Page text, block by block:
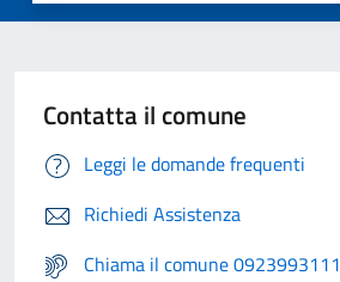
Contatta il comune
Leggi le domande frequenti
Richiedi Assistenza
Chiama il comune 0923993111